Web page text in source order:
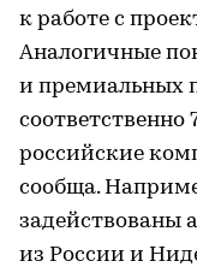
к работе с
Аналогичные
и премиальных
соответственно
российские
сообща.
задействованы
из России и